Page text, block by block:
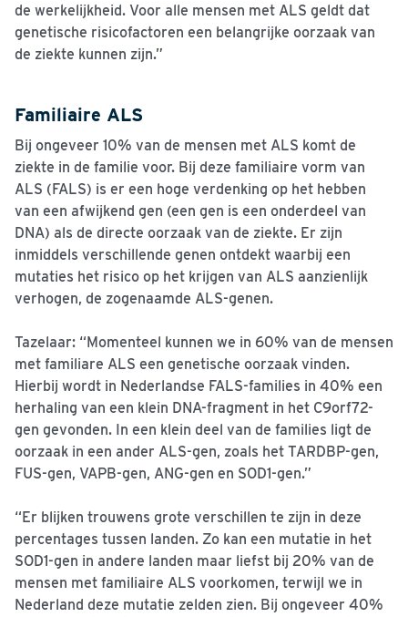
de werkelijkheid. Voor alle mensen met ALS geldt dat
genetische risicofactoren een belangrijke oorzaak van
de ziekte kunnen zijn.”
Familiaire ALS
Bij ongeveer 10% van de mensen met ALS komt de
ziekte in de familie voor. Bij deze familiaire vorm van
ALS (FALS) is er een hoge verdenking op het hebben
van een afwijkend gen (een gen is een onderdeel van
DNA) als de directe oorzaak van de ziekte. Er zijn
inmiddels verschillende genen ontdekt waarbij een
mutaties het risico op het krijgen van ALS aanzienlijk
verhogen, de zogenaamde ALS-genen.
Tazelaar: “Momenteel kunnen we in 60% van de mensen
met familiare ALS een genetische oorzaak vinden.
Hierbij wordt in Nederlandse FALS-families in 40% een
herhaling van een klein DNA-fragment in het C9orf72-
gen gevonden. In een klein deel van de families ligt de
oorzaak in een ander ALS-gen, zoals het TARDBP-gen,
FUS-gen, VAPB-gen, ANG-gen en SOD1-gen.”
“Er blijken trouwens grote verschillen te zijn in deze
percentages tussen landen. Zo kan een mutatie in het
SOD1-gen in andere landen maar liefst bij 20% van de
mensen met familiaire ALS voorkomen, terwijl we in
Nederland deze mutatie zelden zien. Bij ongeveer 40%